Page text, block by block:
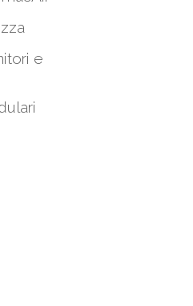
e